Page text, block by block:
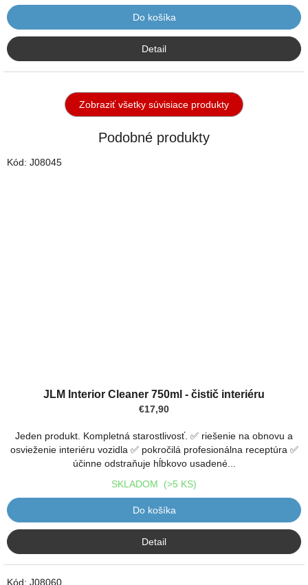
Do košíka
Detail
Zobraziť všetky súvisiace produkty
Podobné produkty
JLM Interior Cleaner 750ml - čistič interiéru
€17,90
Jeden produkt. Kompletná starostlivosť. ✅ riešenie na obnovu a
osvieženie interiéru vozidla ✅ pokročilá profesionálna receptúra ✅
účinne odstraňuje hĺbkovo usadené...
SKLADOM (>5 KS)
Do košíka
Detail
Kód: J08045
Kód: J08060